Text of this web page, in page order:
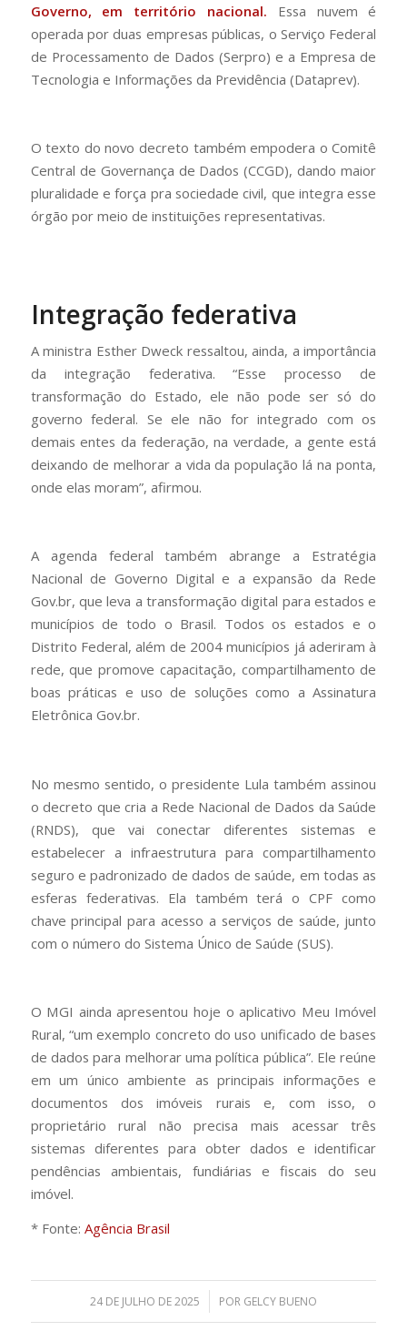
Governo, em território nacional. Essa nuvem é
operada por duas empresas públicas, o Serviço Federal
de Processamento de Dados (Serpro) e a Empresa de
Tecnologia e Informações da Previdência (Dataprev).
O texto do novo decreto também empodera o Comitê
Central de Governança de Dados (CCGD), dando maior
pluralidade e força pra sociedade civil, que integra esse
órgão por meio de instituições representativas.
Integração federativa
A ministra Esther Dweck ressaltou, ainda, a importância
da integração federativa. “Esse processo de
transformação do Estado, ele não pode ser só do
governo federal. Se ele não for integrado com os
demais entes da federação, na verdade, a gente está
deixando de melhorar a vida da população lá na ponta,
onde elas moram”, afirmou.
A agenda federal também abrange a Estratégia
Nacional de Governo Digital e a expansão da Rede
Gov.br, que leva a transformação digital para estados e
municípios de todo o Brasil. Todos os estados e o
Distrito Federal, além de 2004 municípios já aderiram à
rede, que promove capacitação, compartilhamento de
boas práticas e uso de soluções como a Assinatura
Eletrônica Gov.br.
No mesmo sentido, o presidente Lula também assinou
o decreto que cria a Rede Nacional de Dados da Saúde
(RNDS), que vai conectar diferentes sistemas e
estabelecer a infraestrutura para compartilhamento
seguro e padronizado de dados de saúde, em todas as
esferas federativas. Ela também terá o CPF como
chave principal para acesso a serviços de saúde, junto
com o número do Sistema Único de Saúde (SUS).
O MGI ainda apresentou hoje o aplicativo Meu Imóvel
Rural, “um exemplo concreto do uso unificado de bases
de dados para melhorar uma política pública”. Ele reúne
em um único ambiente as principais informações e
documentos dos imóveis rurais e, com isso, o
proprietário rural não precisa mais acessar três
sistemas diferentes para obter dados e identificar
pendências ambientais, fundiárias e fiscais do seu
imóvel.
* Fonte: Agência Brasil
24 DE JULHO DE 2025
/ POR GELCY BUENO